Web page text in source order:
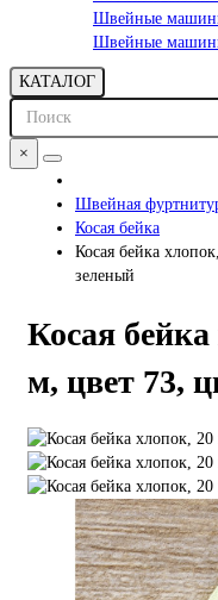
Швейные
Швейные
КАТАЛОГ
×
Швейная
Косая бейка
Косая бейка
зеленый
Косая
м, цвет 73,